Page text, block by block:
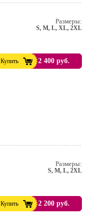
Размеры:
S, M, L, XL, 2XL
Купить 2 400 руб.
Размеры:
S, M, L, 2XL
Купить 2 200 руб.